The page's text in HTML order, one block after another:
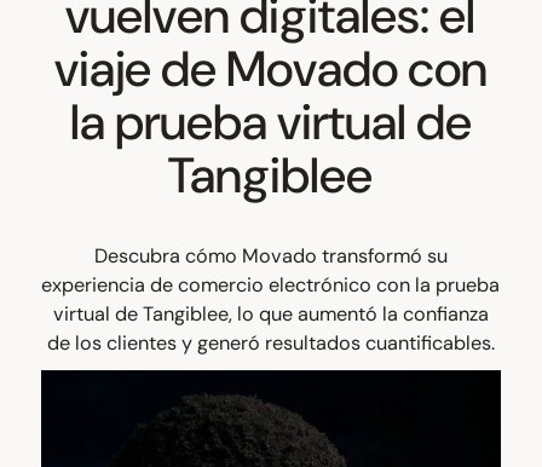
vuelven digitales: el
viaje de Movado con
la prueba virtual de
Tangiblee
Descubra cómo Movado transformó su
experiencia de comercio electrónico con la prueba
virtual de Tangiblee, lo que aumentó la confianza
de los clientes y generó resultados cuantificables.